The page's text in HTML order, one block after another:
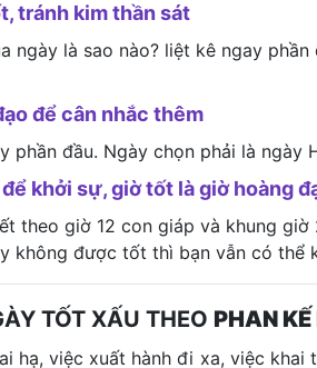
tránh kim thần sát
là sao nào? liệt kê ngay
để cân nhắc thêm
đầu. Ngày chọn phải là ngày
khởi sự, giờ tốt là giờ hoàng
theo giờ 12 con giáp và khung
không được tốt thì bạn vẫn có thể
TỐT XẤU THEO PHAN KẾ
hạ, việc xuất hành đi xa, việc